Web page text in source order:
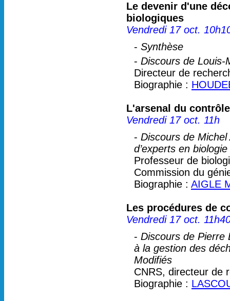
Le devenir d'une
biologiques
Vendredi 17 oct.
- Synthèse
- Discours de Louis-
Directeur de
Biographie :
L'arsenal du
Vendredi 17 oct. 11h
- Discours de
d’experts en
Professeur de
Commission du
Biographie : AIGLE
Les procédures de
Vendredi 17 oct.
- Discours de Pierre
à la gestion des
Modifiés
CNRS, directeur de
Biographie :